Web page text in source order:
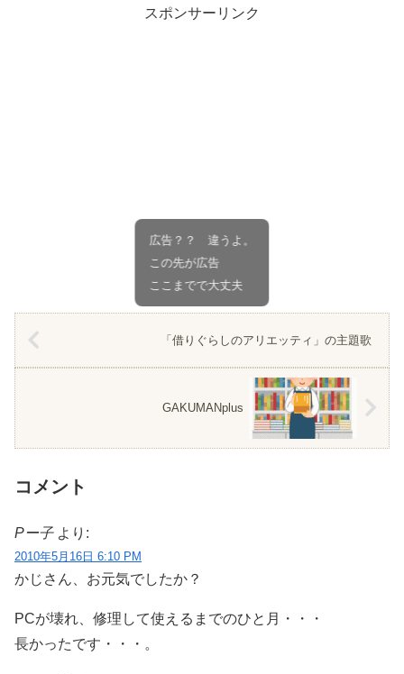
スポンサーリンク
「借りぐらしのアリエッティ」の主題歌
GAKUMANplus
コメント
Pー子 より:
2010年5月16日 6:10 PM
かじさん、お元気でしたか？
PCが壊れ、修理して使えるまでのひと月・・・
長かったです・・・。
広告？？ 違うよ。
この先が広告
ここまでで大丈夫